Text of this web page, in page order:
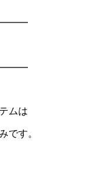
ムは
です。